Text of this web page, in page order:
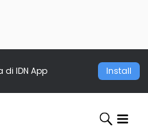
di IDN App Install